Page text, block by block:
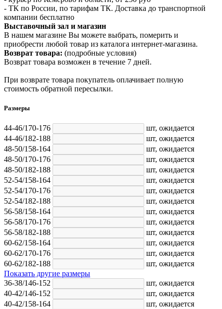
- ТК по России, по тарифам ТК. Доставка до транспортной
компании бесплатно
Выставочный зал и магазин
В нашем магазине Вы можете выбрать, померить и
приобрести любой товар из каталога интернет-магазина.
Возврат товара: (подробные условия)
Возврат товара возможен в течение 7 дней.
При возврате товара покупатель оплачивает полную
стоимость обратной пересылки.
Размеры
44-46/170-176 шт, ожидается
44-46/182-188
шт, ожидается
48-50/158-164
шт, ожидается
48-50/170-176
шт, ожидается
48-50/182-188
шт, ожидается
52-54/158-164
шт, ожидается
52-54/170-176
шт, ожидается
52-54/182-188
шт, ожидается
56-58/158-164
шт, ожидается
56-58/170-176
шт, ожидается
56-58/182-188
шт, ожидается
60-62/158-164
шт, ожидается
60-62/170-176
шт, ожидается
60-62/182-188
шт, ожидается
Показать другие размеры
36-38/146-152
шт, ожидается
40-42/146-152
шт, ожидается
40-42/158-164
шт, ожидается